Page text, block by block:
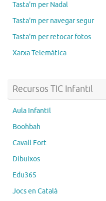
Tasta'm per Nadal
Tasta'm per navegar segur
Tasta'm per retocar fotos
Xarxa Telemàtica
Recursos TIC Infantil
Aula Infantil
Boohbah
Cavall Fort
Dibuixos
Edu365
Jocs en Català